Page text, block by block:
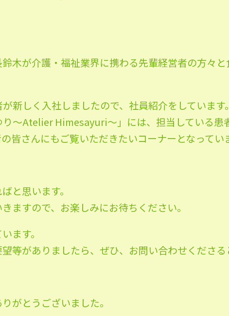
木が介護・福祉業界に携わる先輩経営者の方々
新しく入社しましたので、社員紹介をしています。
〜Atelier Himesayuri〜」には、担当している患
皆さんにもご覧いただきたいコーナーとなってい
と思います。
ますので、お楽しみにお待ちください。
ます。
等がありましたら、ぜひ、お問い合わせくださる
がとうございました。